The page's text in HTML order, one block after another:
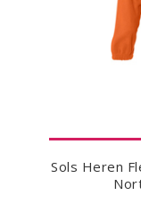
Sols Heren